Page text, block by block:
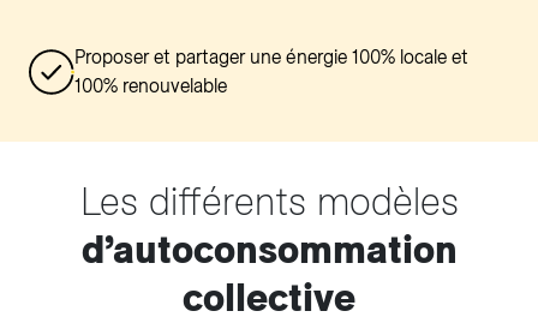
Proposer et partager une énergie 100% locale et
100% renouvelable
Les différents modèles
d’autoconsommation
collective